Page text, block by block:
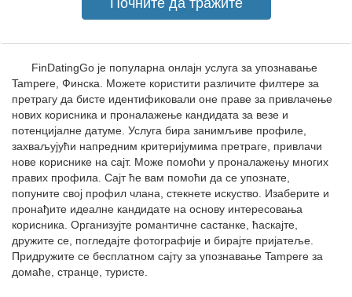
FinDatingGo је популарна онлајн услуга за упознавање
Tampere, Финска. Можете користити различите филтере за
претрагу да бисте идентификовали оне праве за привлачење
нових корисника и проналажење кандидата за везе и
потенцијалне датуме. Услуга бира занимљиве профиле,
захваљујући напредним критеријумима претраге, привлачи
нове кориснике на сајт. Може помоћи у проналажењу многих
правих профила. Сајт ће вам помоћи да се упознате,
попуните свој профил члана, стекнете искуство. Изаберите и
пронађите идеалне кандидате на основу интересовања
корисника. Организујте романтичне састанке, ћаскајте,
дружите се, погледајте фотографије и бирајте пријатеље.
Придружите се бесплатном сајту за упознавање Tampere за
домаће, странце, туристе.